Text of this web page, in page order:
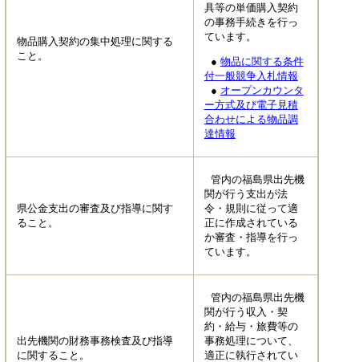
物品購入契約の集中処理に関する
こと。
具等の単価購入契約
の事務手続きを行っ
ています。
● 物品に関する条件
付一般競争入札情報
● オープンカウンタ
ー方式及び電子見積
合わせによる物品調
達情報
県公金支出の審査及び指導に関す
ること。
管内の福島県出先機
関が行う支出が法
令・規則に従って適
正に作成されている
か審査・指導を行っ
ています。
出先機関の財務事務検査及び指導
に関すること。
管内の福島県出先機
関が行う収入・契
約・給与・旅費等の
事務処理について、
適正に執行されてい